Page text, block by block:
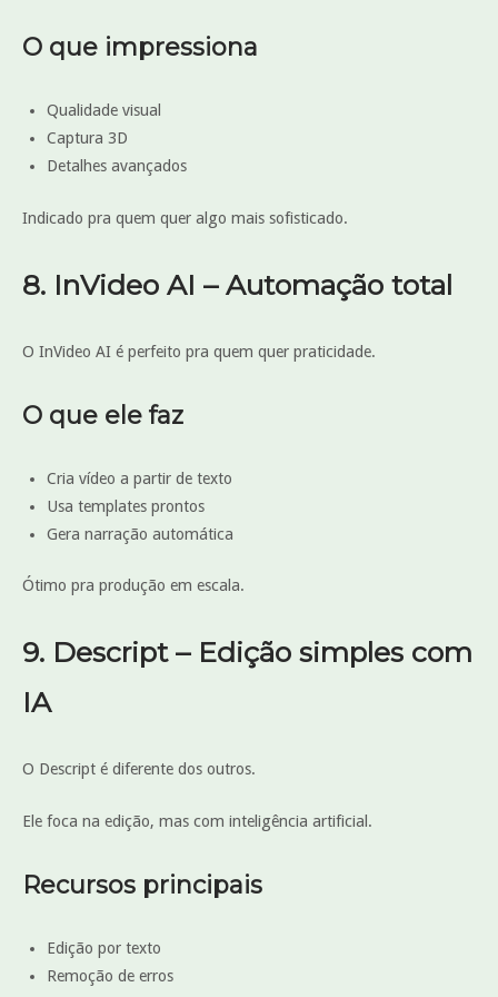
O que impressiona
Qualidade visual
Captura 3D
Detalhes avançados
Indicado pra quem quer algo mais sofisticado.
8. InVideo AI – Automação total
O InVideo AI é perfeito pra quem quer praticidade.
O que ele faz
Cria vídeo a partir de texto
Usa templates prontos
Gera narração automática
Ótimo pra produção em escala.
9. Descript – Edição simples com
IA
O Descript é diferente dos outros.
Ele foca na edição, mas com inteligência artificial.
Recursos principais
Edição por texto
Remoção de erros